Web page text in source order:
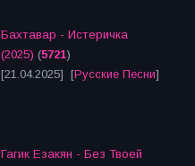
Бахтавар - Истеричка
(2025) (5721)
[21.04.2025] [Русские Песни]
Гагик Езакян - Без Твоей